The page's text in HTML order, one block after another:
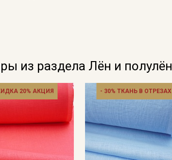
из раздела Лён и полулён
20% АКЦИЯ - 30% ТКАНЬ В ОТРЕЗАХ